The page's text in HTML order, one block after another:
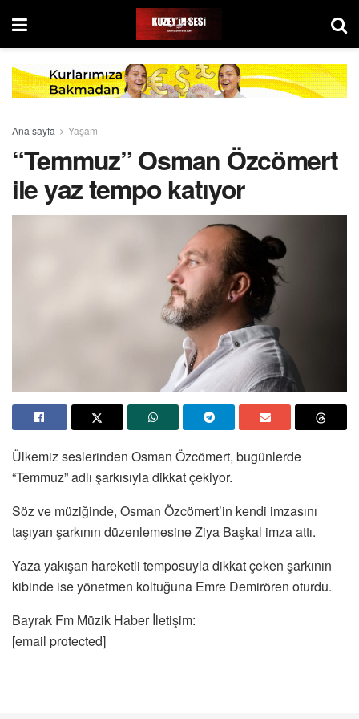
Ana sayfa Yaşam
“Temmuz” Osman Özcömert
ile yaz tempo katıyor
Ülkemiz seslerinden Osman Özcömert, bugünlerde
“Temmuz” adlı şarkısıyla dikkat çekiyor.
Söz ve müziğinde, Osman Özcömert’in kendi imzasını
taşıyan şarkının düzenlemesine Ziya Başkal imza attı.
Yaza yakışan hareketli temposuyla dikkat çeken şarkının
kibinde ise yönetmen koltuğuna Emre Demirören oturdu.
Bayrak Fm Müzik Haber İletişim:
[email protected]